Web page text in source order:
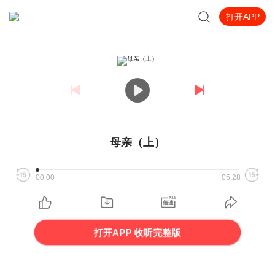
打开APP
母亲（上）
00:00 05:28
打开APP 收听完整版